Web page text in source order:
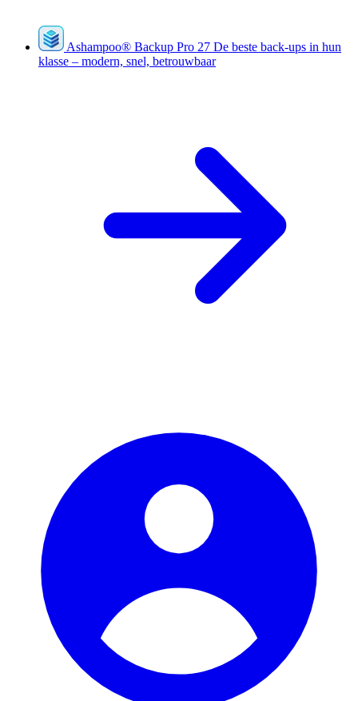
Ashampoo® Backup Pro 27 De beste back-ups in hun
klasse – modern, snel, betrouwbaar